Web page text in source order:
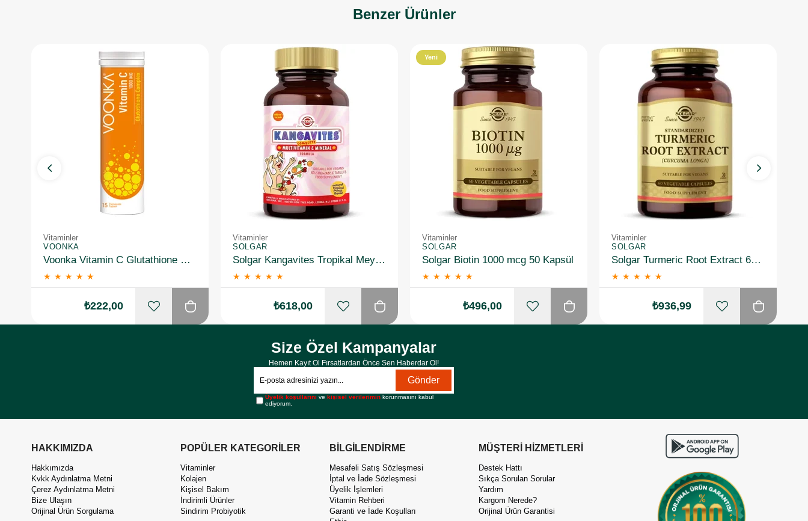
Benzer Ürünler
Vitaminler
VOONKA
Voonka Vitamin C Glutathione Complex Efervesan 15 Tablet
★ ★ ★ ★ ★
₺222,00
Vitaminler
SOLGAR
Solgar Kangavites Tropikal Meyve Aromalı 60 Tablet
★ ★ ★ ★ ★
₺618,00
Vitaminler
SOLGAR
Solgar Biotin 1000 mcg 50 Kapsül
★ ★ ★ ★ ★
Yeni
₺496,00
Vitaminler
SOLGAR
Solgar Turmeric Root Extract 60 Kapsül
★ ★ ★ ★ ★
₺936,99
Size Özel Kampanyalar
Hemen Kayıt Ol Fırsatlardan Önce Sen Haberdar Ol!
Gönder
Üyelik koşullarını vekişisel verilerimin korunmasını kabul
ediyorum.
HAKKIMIZDA
Hakkımızda
Kvkk Aydınlatma Metni
Çerez Aydınlatma Metni
Bize Ulaşın
Orijinal Ürün Sorgulama
POPÜLER KATEGORİLER
Vitaminler
Kolajen
Kişisel Bakım
İndirimli Ürünler
Sindirim Probiyotik
BİLGİLENDİRME
Mesafeli Satış Sözleşmesi
İptal ve İade Sözleşmesi
Üyelik İşlemleri
Vitamin Rehberi
Garanti ve İade Koşulları
MÜŞTERİ HİZMETLERİ
Destek Hattı
Sıkça Sorulan Sorular
Yardım
Kargom Nerede?
Orijinal Ürün Garantisi